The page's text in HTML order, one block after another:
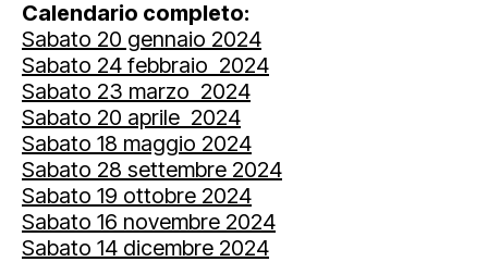
Calendario completo:
Sabato 20 gennaio 2024
Sabato 24 febbraio 2024
Sabato 23 marzo 2024
Sabato 20 aprile 2024
Sabato 18 maggio 2024
Sabato 28 settembre 2024
Sabato 19 ottobre 2024
Sabato 16 novembre 2024
Sabato 14 dicembre 2024